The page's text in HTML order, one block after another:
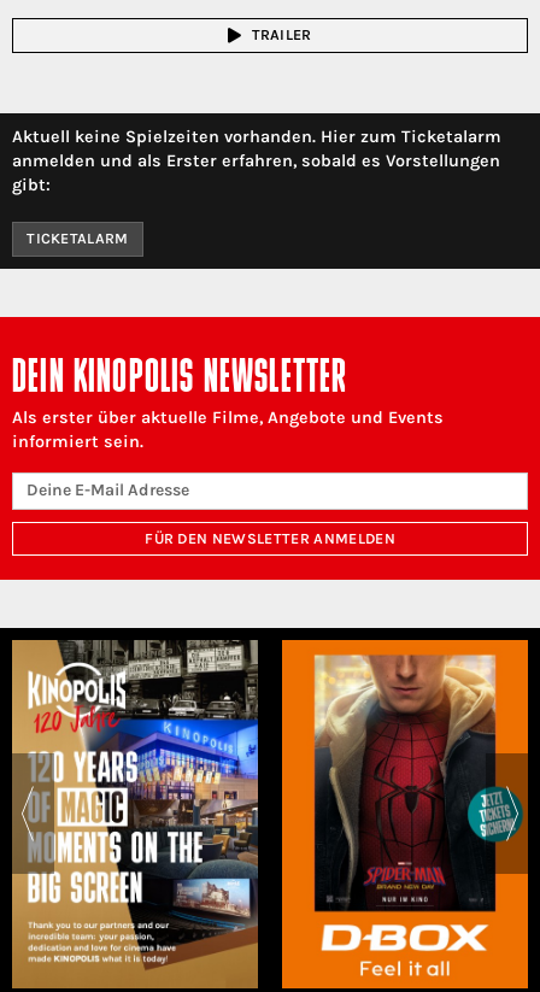
TRAILER
Aktuell keine Spielzeiten vorhanden. Hier zum Ticketalarm
anmelden und als Erster erfahren, sobald es Vorstellungen
gibt:
TICKETALARM
DEIN KINOPOLIS NEWSLETTER
Als erster über aktuelle Filme, Angebote und Events
informiert sein.
FÜR DEN NEWSLETTER ANMELDEN